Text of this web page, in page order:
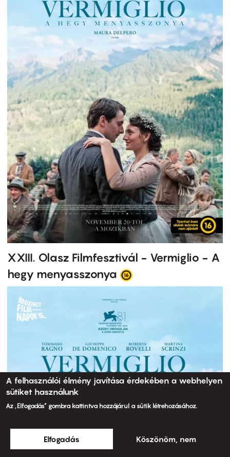
XXIII. Olasz Filmfesztivál - Vermiglio - A
hegy menyasszonya
A felhasználói élmény javítása érdekében a webhelyen
sütiket használunk
Az „Elfogadás” gombra kattintva hozzájárul a sütik létrehozásához.
Elfogadás Köszönöm, nem